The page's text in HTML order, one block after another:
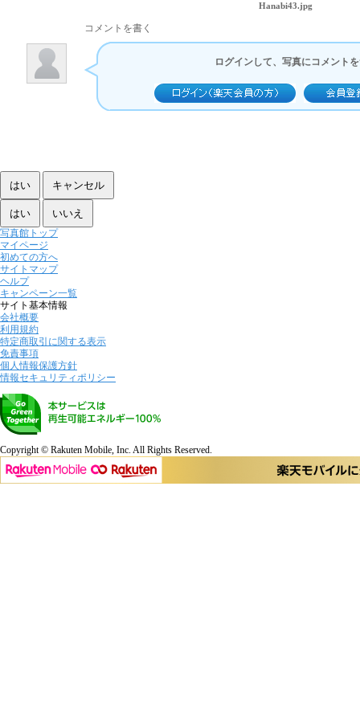
Hanabi43.jpg
コメントを書く
ログインして、写真にコメント
写真館トップ
マイページ
初めての方へ
サイトマップ
ヘルプ
キャンペーン一覧
サイト基本情報
会社概要
利用規約
特定商取引に関する表示
免責事項
個人情報保護方針
情報セキュリティポリシー
Copyright © Rakuten Mobile, Inc. All Rights Reserved.